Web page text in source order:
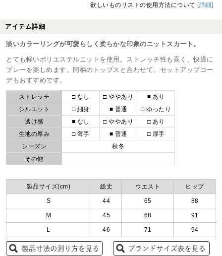
欲しいものリストの使用方法について [詳細]
アイテム詳細
淡いカラーリングが可愛らしく柔らかな印象のニットスカート。
とても軽いポリエステルニットを使用。ストレッチ性も高く、快適に
プレーを楽しめます。同柄のトップスと合わせて、セットアップコー
デもおすすめです。
ストレッチ □ なし □ ややあり
■ あり
シルエット
□ 細身 ■ 普通
□ ゆったり
透け感
■ なし □ ややあり
□ あり
生地の厚み
□ 薄手 ■ 普通
□ 厚手
シーズン
秋冬
その他
製品サイズ(cm) 総丈 ウエスト ヒップ
S 44 65 88
M 45 68 91
L 46 71 94